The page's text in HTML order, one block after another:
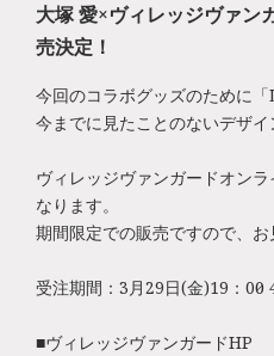
大塚 愛×ヴィレッジヴァン
売決定！
今回のコラボグッズのために「
今までに見たことのないデザイ
ヴィレッジヴァンガードオン
なります。
期間限定での販売ですので、お
受注期間：3月29日(金)19：00
■ヴィレッジヴァンガードHP